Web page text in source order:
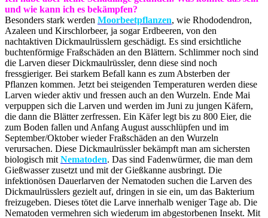
und wie kann ich es bekämpfen?
Besonders stark werden Moorbeetpflanzen, wie Rhododendron,
Azaleen und Kirschlorbeer, ja sogar Erdbeeren, von den
nachtaktiven Dickmaulrüsslern geschädigt. Es sind ersichtliche
buchtenförmige Fraßschäden an den Blättern. Schlimmer noch sind
die Larven dieser Dickmaulrüssler, denn diese sind noch
fressgieriger. Bei starkem Befall kann es zum Absterben der
Pflanzen kommen. Jetzt bei steigenden Temperaturen werden diese
Larven wieder aktiv und fressen auch an den Wurzeln. Ende Mai
verpuppen sich die Larven und werden im Juni zu jungen Käfern,
die dann die Blätter zerfressen. Ein Käfer legt bis zu 800 Eier, die
zum Boden fallen und Anfang August ausschlüpfen und im
September/Oktober wieder Fraßschäden an den Wurzeln
verursachen. Diese Dickmaulrüssler bekämpft man am sichersten
biologisch mit Nematoden. Das sind Fadenwürmer, die man dem
Gießwasser zusetzt und mit der Gießkanne ausbringt. Die
infektionösen Dauerlarven der Nematoden suchen die Larven des
Dickmaulrüsslers gezielt auf, dringen in sie ein, um das Bakterium
freizugeben. Dieses tötet die Larve innerhalb weniger Tage ab. Die
Nematoden vermehren sich wiederum im abgestorbenen Insekt. Mit